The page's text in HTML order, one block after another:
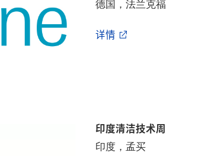
德国，法兰克福
详情
印度清洁技术周
印度，孟买